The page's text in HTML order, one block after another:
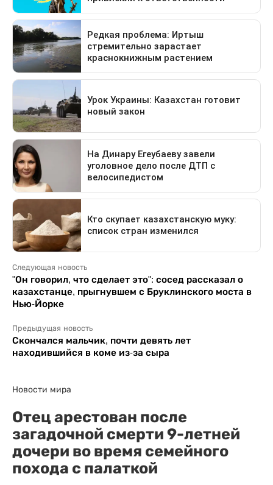
Следующая новость
"Он говорил, что сделает это": сосед рассказал о
казахстанце, прыгнувшем с Бруклинского моста в
Нью-Йорке
Предыдущая новость
Скончался мальчик, почти девять лет
находившийся в коме из-за сыра
Новости мира
Отец арестован после
загадочной смерти 9-летней
дочери во время семейного
похода с палаткой